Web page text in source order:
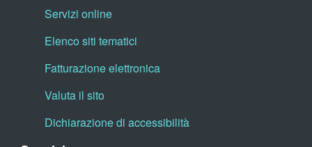
Servizi online
Elenco siti tematici
Fatturazione elettronica
Valuta il sito
Dichiarazione di accessibilità